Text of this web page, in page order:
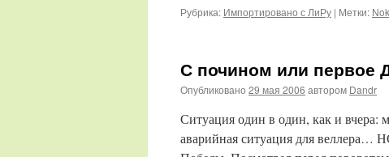
Рубрика: Импортировано с ЛиРу | Метки:
С почином или первое
Опубликовано 29 мая 2006 автором Dandr
Ситуация один в один, как и вчера:
аварийная ситуация для веллера…